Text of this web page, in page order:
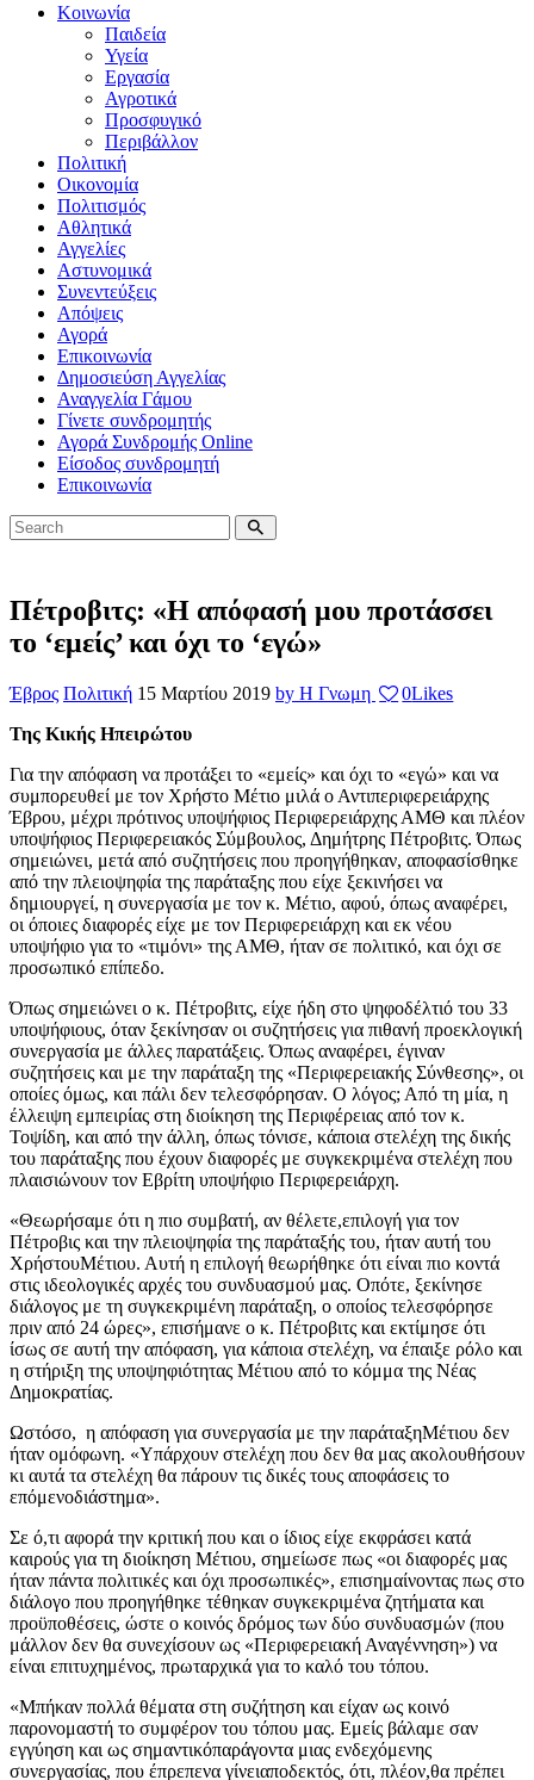
Κοινωνία
Παιδεία
Υγεία
Εργασία
Αγροτικά
Προσφυγικό
Περιβάλλον
Πολιτική
Οικονομία
Πολιτισμός
Αθλητικά
Αγγελίες
Αστυνομικά
Συνεντεύξεις
Απόψεις
Αγορά
Επικοινωνία
Δημοσιεύση Αγγελίας
Αναγγελία Γάμου
Γίνετε συνδρομητής
Αγορά Συνδρομής Online
Είσοδος συνδρομητή
Επικοινωνία
Πέτροβιτς: «Η απόφασή μου προτάσσει
το ‘εμείς’ και όχι το ‘εγώ»
Έβρος Πολιτική 15 Μαρτίου 2019 by Η Γνωμη 0Likes
Της Κικής Ηπειρώτου
Για την απόφαση να προτάξει το «εμείς» και όχι το «εγώ» και να
συμπορευθεί με τον Χρήστο Μέτιο μιλά ο Αντιπεριφερειάρχης
Έβρου, μέχρι πρότινος υποψήφιος Περιφερειάρχης ΑΜΘ και πλέον
υποψήφιος Περιφερειακός Σύμβουλος, Δημήτρης Πέτροβιτς. Όπως
σημειώνει, μετά από συζητήσεις που προηγήθηκαν, αποφασίσθηκε
από την πλειοψηφία της παράταξης που είχε ξεκινήσει να
δημιουργεί, η συνεργασία με τον κ. Μέτιο, αφού, όπως αναφέρει,
οι όποιες διαφορές είχε με τον Περιφερειάρχη και εκ νέου
υποψήφιο για το «τιμόνι» της ΑΜΘ, ήταν σε πολιτικό, και όχι σε
προσωπικό επίπεδο.
Όπως σημειώνει ο κ. Πέτροβιτς, είχε ήδη στο ψηφοδέλτιό του 33
υποψήφιους, όταν ξεκίνησαν οι συζητήσεις για πιθανή προεκλογική
συνεργασία με άλλες παρατάξεις. Όπως αναφέρει, έγιναν
συζητήσεις και με την παράταξη της «Περιφερειακής Σύνθεσης», οι
οποίες όμως, και πάλι δεν τελεσφόρησαν. Ο λόγος; Από τη μία, η
έλλειψη εμπειρίας στη διοίκηση της Περιφέρειας από τον κ.
Τοψίδη, και από την άλλη, όπως τόνισε, κάποια στελέχη της δικής
του παράταξης που έχουν διαφορές με συγκεκριμένα στελέχη που
πλαισιώνουν τον Εβρίτη υποψήφιο Περιφερειάρχη.
«Θεωρήσαμε ότι η πιο συμβατή, αν θέλετε,επιλογή για τον
Πέτροβις και την πλειοψηφία της παράταξής του, ήταν αυτή του
ΧρήστουΜέτιου. Αυτή η επιλογή θεωρήθηκε ότι είναι πιο κοντά
στις ιδεολογικές αρχές του συνδυασμού μας. Οπότε, ξεκίνησε
διάλογος με τη συγκεκριμένη παράταξη, ο οποίος τελεσφόρησε
πριν από 24 ώρες», επισήμανε ο κ. Πέτροβιτς και εκτίμησε ότι
ίσως σε αυτή την απόφαση, για κάποια στελέχη, να έπαιξε ρόλο και
η στήριξη της υποψηφιότητας Μέτιου από το κόμμα της Νέας
Δημοκρατίας.
Ωστόσο, η απόφαση για συνεργασία με την παράταξηΜέτιου δεν
ήταν ομόφωνη. «Υπάρχουν στελέχη που δεν θα μας ακολουθήσουν
κι αυτά τα στελέχη θα πάρουν τις δικές τους αποφάσεις το
επόμενοδιάστημα».
Σε ό,τι αφορά την κριτική που και ο ίδιος είχε εκφράσει κατά
καιρούς για τη διοίκηση Μέτιου, σημείωσε πως «οι διαφορές μας
ήταν πάντα πολιτικές και όχι προσωπικές», επισημαίνοντας πως στο
διάλογο που προηγήθηκε τέθηκαν συγκεκριμένα ζητήματα και
προϋποθέσεις, ώστε ο κοινός δρόμος των δύο συνδυασμών (που
μάλλον δεν θα συνεχίσουν ως «Περιφερειακή Αναγέννηση») να
είναι επιτυχημένος, πρωταρχικά για το καλό του τόπου.
«Μπήκαν πολλά θέματα στη συζήτηση και είχαν ως κοινό
παρονομαστή το συμφέρον του τόπου μας. Εμείς βάλαμε σαν
εγγύηση και ως σημαντικόπαράγοντα μιας ενδεχόμενης
συνεργασίας, που έπρεπενα γίνειαποδεκτός, ότι, πλέον,θα πρέπει